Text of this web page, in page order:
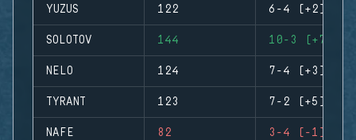
YUZUS 122 6-4 (+2)
SOLOTOV 144 10-3 (+7)
NELO 124 7-4 (+3)
TYRANT 123 7-2 (+5)
NAFE 82 3-4 (-1)